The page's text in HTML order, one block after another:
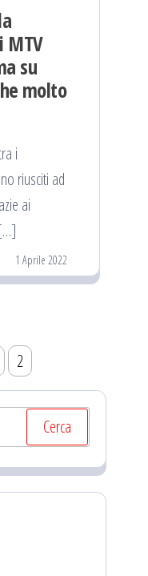
MTV
su
molto
i
riusciti ad
ai
1 Aprile 2022
2